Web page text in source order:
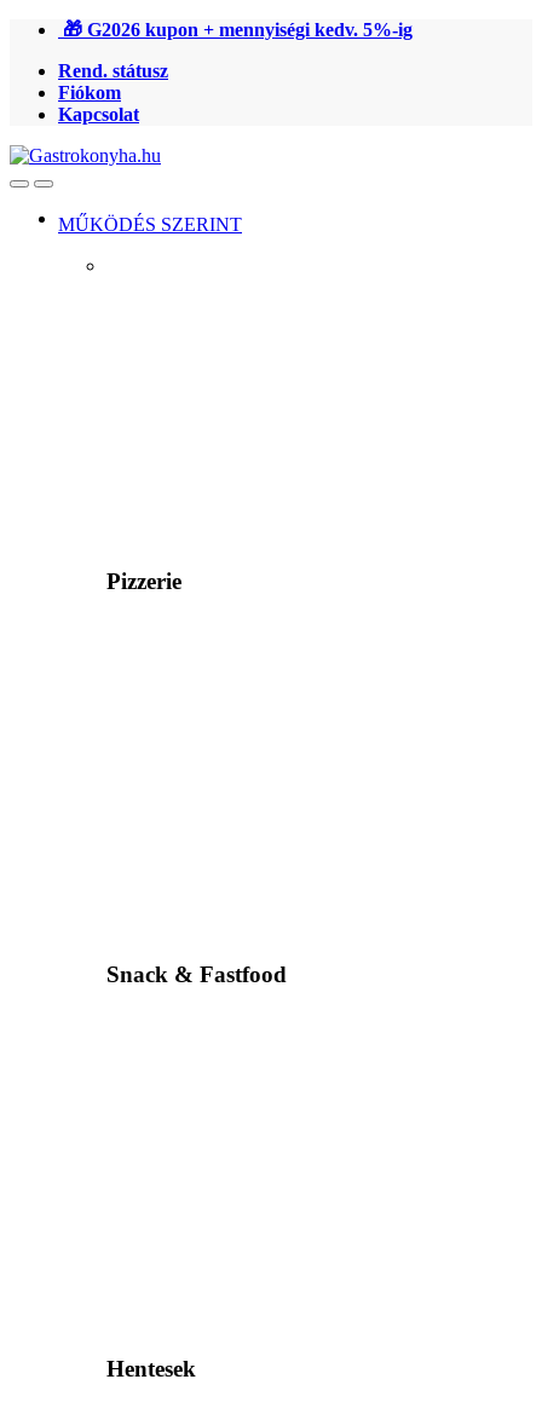
Ugrás
navigációhoz
Ugrás
tartalomra
🎁 G2026 kupon + mennyiségi kedv. 5%-ig
Rend. státusz
Fiókom
Kapcsolat
OpenClose
MŰKÖDÉS SZERINT
Pizzerie
Snack & Fastfood
Hentesek